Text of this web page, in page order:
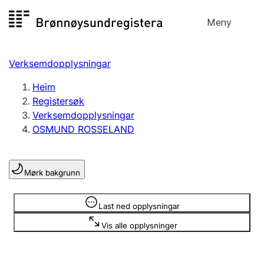
til
Meny
Registersøk
Aksjeselskap
Enkeltpersonføretak
Registrere, endre, slette
Lag og foreining
Registrere, endre, slette
Verksemdopplysningar
Heim
Registersøk
Verksemdopplysningar
OSMUND ROSSELAND
Mørk bakgrunn
Last ned opplysningar
Vis alle opplysninger
Opplysninger er skjult